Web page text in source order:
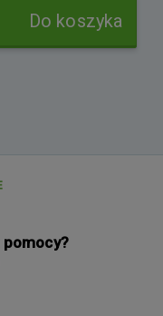
Do koszyka